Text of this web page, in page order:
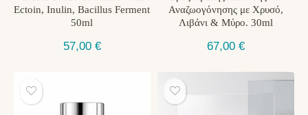
Ectoin, Inulin, Bacillus Ferment
50ml
57,00 €
Αναζωογόνησης με Χρυσό,
Λιβάνι & Μύρο. 30ml
67,00 €